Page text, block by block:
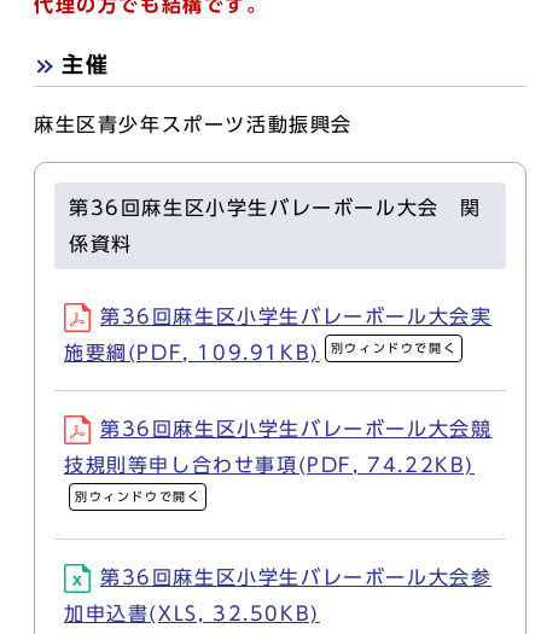
代理の方でも結構です。
主催
麻生区青少年スポーツ活動振興会
第36回麻生区小学生バレーボール大会 関
係資料
第36回麻生区小学生バレーボール大会実
施要綱(PDF, 109.91KB)
別ウィンドウで開く
第36回麻生区小学生バレーボール大会競
技規則等申し合わせ事項(PDF, 74.22KB)
別ウィンドウで開く
第36回麻生区小学生バレーボール大会参
加申込書(XLS, 32.50KB)